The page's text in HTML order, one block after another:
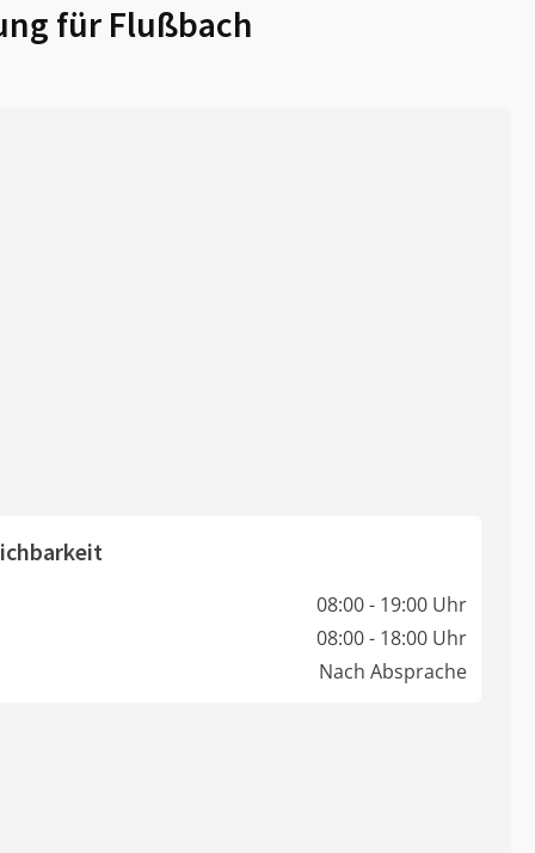
für Flußbach
08:00 - 19:00 Uhr
08:00 - 18:00 Uhr
Nach Absprache